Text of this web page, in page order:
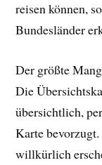
reisen können,
Bundesländer
Der größte
Die
übersichtlich,
Karte
willkürlich